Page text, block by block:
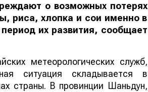
о возможных потерях
риса, хлопка и сои именно в
их развития, сообщает
метеорологических служб,
ситуация складывается в
страны. В провинции Шаньдун,